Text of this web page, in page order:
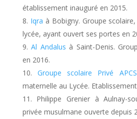
établissement inauguré en 2015.
Iqra à Bobigny. Groupe
lycée, ayant ouvert ses portes en
Al Andalus à Saint-Denis.
en 2016.
Groupe scolaire Privé APCS
maternelle au Lycée.
Philippe Grenier à Aulnay-
privée musulmane ouverte depuis